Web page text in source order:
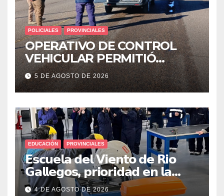
POLICIALES PROVINCIALES
OPERATIVO DE CONTROL
VEHICULAR PERMITIÓ
LOCALIZAR A UN HOMBRE
CON PEDIDO DE PARADERO
5 DE AGOSTO DE 2026
EDUCACIÓN PROVINCIALES
𝗘𝘀𝗰𝘂𝗲𝗹𝗮 𝗱𝗲𝗹 𝗩𝗶𝗲𝗻𝘁𝗼 𝗱𝗲 𝗥𝗶𝗼
𝗚𝗮𝗹𝗹𝗲𝗴𝗼𝘀, 𝗽𝗿𝗶𝗼𝗿𝗶𝗱𝗮𝗱 𝗲𝗻 𝗹𝗮
𝘀𝗲𝗴𝘂𝗿𝗶𝗱𝗮𝗱: 𝗖𝗹𝗮𝘃𝗲 𝗲𝗻 𝗲𝗹 𝗶𝗻𝗶𝗰𝗶𝗼
4 DE AGOSTO DE 2026